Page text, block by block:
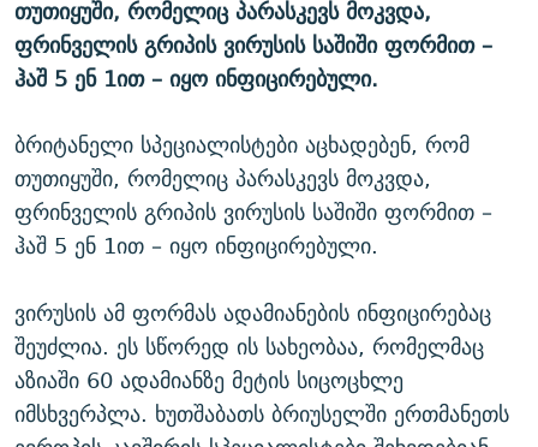
60 ᲓᲔᲪᲘᲑᲔᲚᲘ
ᲒᲐᲜᲙᲘᲗᲮᲕᲘᲡ ᲓᲦᲔ
ᲓᲘᲚᲘᲡ ᲡᲐᲣᲑᲠᲔᲑᲘ
ᲛᲝᲚᲐᲞᲐᲠᲐᲙᲔ ᲢᲔᲥᲡᲢᲔᲑᲘ
ᲨᲘᲜ - ᲣᲪᲮᲝᲔᲗᲨᲘ
ᲚᲘᲢᲔᲠᲐᲢᲣᲠᲣᲚᲘ ᲬᲐᲮᲜᲐᲒᲔᲑᲘ
ᲐᲛᲔᲠᲘᲙᲣᲚᲘ ᲛᲝᲗᲮᲠᲝᲑᲐ
ᲘᲛᲞᲔᲠᲘᲐ ᲓᲐ ᲠᲐᲓᲘᲝ
ᲤᲔᲜᲝᲕᲐᲜᲘ - 2.10
ᲞᲠᲝᲔᲥᲢᲔᲑᲘ
ᲣᲙᲠᲐᲘᲜᲐᲨᲘ ᲓᲐᲦᲣᲞᲣᲚᲘ ᲥᲐᲠᲗᲕᲔᲚᲘ ᲛᲔᲑᲠᲫᲝᲚᲔᲑᲘ - 2022
ᲓᲐᲛᲝᲣᲙᲘᲓᲔᲑᲚᲝᲑᲘᲡ 100 ᲬᲔᲚᲘ
ᲩᲔᲛᲘ ᲡᲘᲙᲕᲓᲘᲚᲘᲡ ᲛᲘᲖᲔᲖᲘᲐ COVID-19
11 ᲬᲔᲚᲘ - 11 ᲐᲛᲑᲐᲕᲘ
ᲡᲐᲞᲐᲠᲚᲐᲛᲔᲜᲢᲝ ᲐᲠᲩᲔᲕᲜᲔᲑᲘᲡ ᲘᲡᲢᲝᲠᲘᲐ
ᲑᲐᲕᲨᲕᲔᲑᲘ ᲞᲠᲝᲡᲢᲘᲢᲣᲪᲘᲐᲨᲘ - ᲐᲛᲝᲣᲗᲥᲛᲔᲚᲘ ᲐᲛᲑᲐᲕᲘ
5 ᲐᲛᲑᲐᲕᲘ - 20 ᲘᲕᲜᲘᲡᲡ ᲓᲐᲨᲐᲕᲔᲑᲣᲚᲔᲑᲘ
ᲐᲒᲕᲘᲡᲢᲝᲡ ᲝᲛᲘ
ПРИВЕТ ᲙᲣᲚᲢᲣᲠᲐ
ЭХО КАВКАЗА
ᲒᲐᲛᲝᲘᲬᲔᲠᲔ
რთე/რთ-ის ყველა საიტი
თუთიყუში, რომელიც პარასკევს მოკვდა,
ფრინველის გრიპის ვირუსის საშიში ფორმით –
ჰაშ 5 ენ 1ით – იყო ინფიცირებული.
ბრიტანელი სპეციალისტები აცხადებენ, რომ
თუთიყუში, რომელიც პარასკევს მოკვდა,
ფრინველის გრიპის ვირუსის საშიში ფორმით –
ჰაშ 5 ენ 1ით – იყო ინფიცირებული.
ვირუსის ამ ფორმას ადამიანების ინფიცირებაც
შეუძლია. ეს სწორედ ის სახეობაა, რომელმაც
აზიაში 60 ადამიანზე მეტის სიცოცხლე
იმსხვერპლა. ხუთშაბათს ბრიუსელში ერთმანეთს